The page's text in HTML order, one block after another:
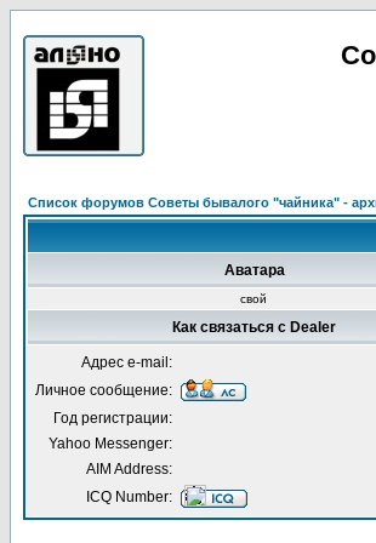
Список форумов Советы бывалого "чайника" -
Аватара
свой
Как связаться с Dealer
Адрес e-mail:
Личное сообщение:
Год регистрации:
Yahoo Messenger:
AIM Address:
ICQ Number: